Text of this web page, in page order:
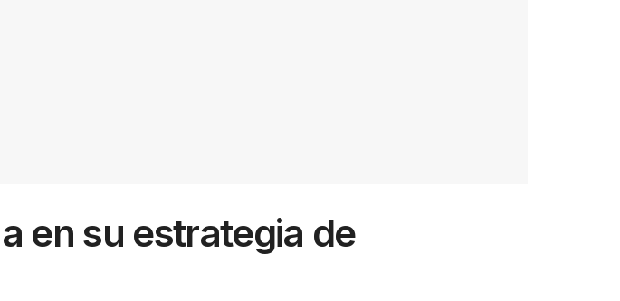
en su estrategia de